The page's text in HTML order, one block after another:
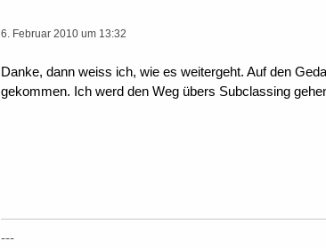
6. Februar 2010 um 13:32
Danke, dann weiss ich, wie es weitergeht. Auf den
gekommen. Ich werd den Weg übers Subclassing
---